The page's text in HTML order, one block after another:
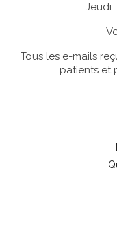
Jeudi
Tous les e-mails
patients et